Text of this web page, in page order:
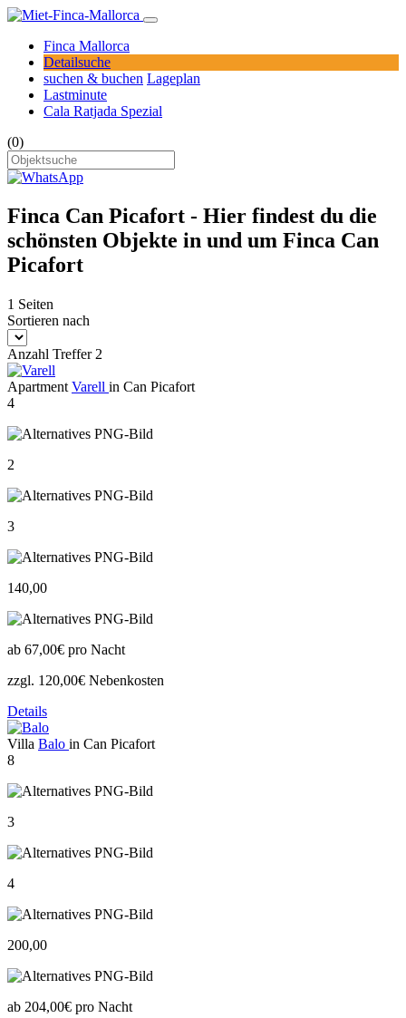
Finca Mallorca
Detailsuche
suchen & buchen Lageplan
Lastminute
Cala Ratjada Spezial
(0)
Finca Can Picafort - Hier findest du die
schönsten Objekte in und um Finca Can
Picafort
1 Seiten
Sortieren nach
Anzahl Treffer 2
Apartment Varell in Can Picafort
4
2
3
140,00
ab 67,00€ pro Nacht
zzgl. 120,00€ Nebenkosten
Details
Villa Balo in Can Picafort
8
3
4
200,00
ab 204,00€ pro Nacht